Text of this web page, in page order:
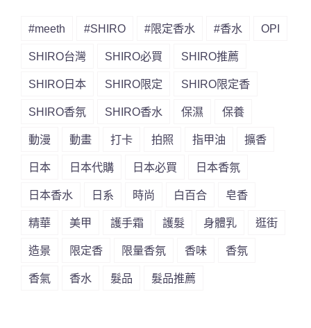
#meeth #SHIRO #限定香水 #香水 OPI
SHIRO台灣 SHIRO必買 SHIRO推薦
SHIRO日本 SHIRO限定 SHIRO限定香
SHIRO香氛 SHIRO香水 保濕 保養
動漫 動畫 打卡 拍照 指甲油 擴香
日本 日本代購 日本必買 日本香氛
日本香水 日系 時尚 白百合 皂香
精華 美甲 護手霜 護髮 身體乳 逛街
造景 限定香 限量香氛 香味 香氛
香氣 香水 髮品 髮品推薦